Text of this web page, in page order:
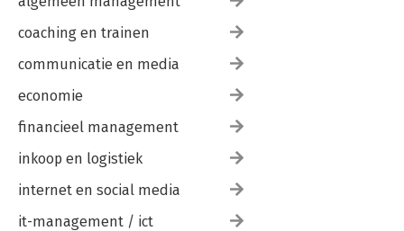
coaching en trainen
communicatie en media
economie
financieel management
inkoop en logistiek
internet en social media
it-management / ict